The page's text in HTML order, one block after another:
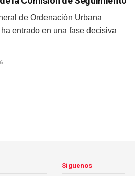
de Ordenación Urbana
entrado en una fase decisiva
Síguenos